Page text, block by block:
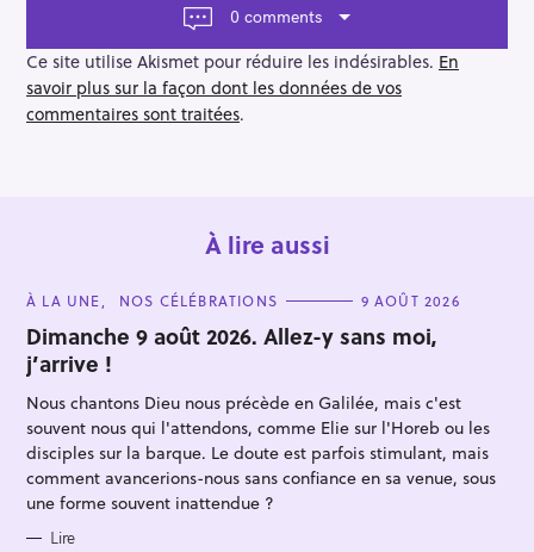
g
a
t
i
0 comments
Ce site utilise Akismet pour réduire les indésirables. En
savoir plus sur la façon dont les données de vos
commentaires sont traitées.
À lire aussi
C
T
E
G
O
R
I
E
S
À LA UNE NOS CÉLÉBRATIONS 9 AOÛT 2026
Dimanche 9 août 2026. Allez-y sans moi,
j’arrive !
Nous chantons Dieu nous précède en Galilée, mais c'est
souvent nous qui l'attendons, comme Elie sur l'Horeb ou les
disciples sur la barque. Le doute est parfois stimulant, mais
comment avancerions-nous sans confiance en sa venue, sous
une forme souvent inattendue ?
Lire
R
e